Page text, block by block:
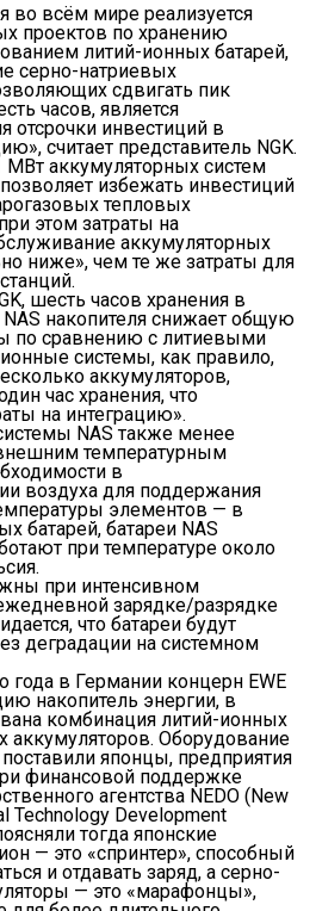
во всём мире реализуется
проектов по хранению
литий-ионных батарей,
серно-натриевых
сдвигать пик
часов, является
отсрочки инвестиций в
считает представитель NGK.
МВт аккумуляторных систем
избежать инвестиций
тепловых
этом затраты на
аккумуляторных
ниже», чем те же затраты для
шесть часов хранения в
накопителя снижает общую
по сравнению с литиевыми
системы, как правило,
аккумуляторов,
час хранения, что
на интеграцию».
NAS также менее
температурным
в
воздуха для поддержания
элементов — в
батарей, батареи NAS
при температуре около
при интенсивном
зарядке/разрядке
что батареи будут
деградации на системном
года в Германии концерн EWE
накопитель энергии, в
комбинация литий-ионных
аккумуляторов. Оборудование
японцы, предприятия
финансовой поддержке
агентства NEDO (New
Technology Development
тогда японские
— это «спринтер», способный
и отдавать заряд, а серно-
— это «марафонцы»,